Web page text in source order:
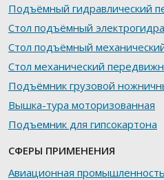
Подъёмный гидравлический
Стол подъёмный
Стол подъёмный
Стол механический
Подъёмник грузовой
Вышка-тура моторизованная
Подъемник для гипсокартона
СФЕРЫ ПРИМЕНЕНИЯ
Авиационная промышленность